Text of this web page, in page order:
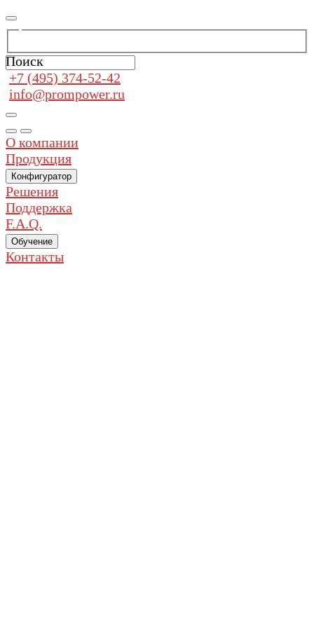
Поиск
+7 (495) 374-52-42
info@prompower.ru
О компании
Продукция
Конфигуратор
Решения
Поддержка
F.A.Q.
Обучение
Контакты